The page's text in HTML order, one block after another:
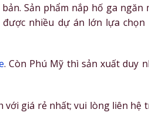
Sản phẩm nắp hố ga ngăn
nhiều dự án lớn lựa chọn
. Còn Phú Mỹ thì sản xuất duy
giá rẻ nhất; vui lòng liên hệ